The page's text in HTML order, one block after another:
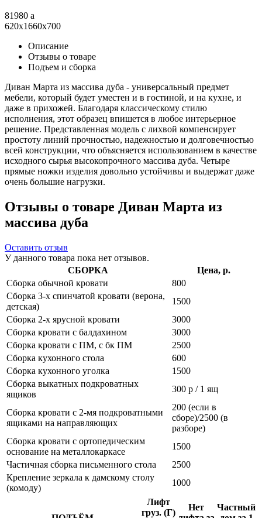
81980 a
620x1660x700
Описание
Отзывы о товаре
Подъем и сборка
Диван Марта из массива дуба - универсальный предмет
мебели, который будет уместен и в гостиной, и на кухне, и
даже в прихожей. Благодаря классическому стилю
исполнения, этот образец впишется в любое интерьерное
решение. Представленная модель с лихвой компенсирует
простоту линий прочностью, надежностью и долговечностью
всей конструкции, что объясняется использованием в качестве
исходного сырья высокопрочного массива дуба. Четыре
прямые ножки изделия довольно устойчивы и выдержат даже
очень большие нагрузки.
Отзывы о товаре Диван Марта из
массива дуба
Оставить отзыв
У данного товара пока нет отзывов.
СБОРКА
Цена, р.
Сборка обычной кровати
800
Сборка 3-х спинчатой кровати (верона,
детская)
1500
Сборка 2-х ярусной кровати
3000
Сборка кровати с балдахином
3000
Сборка кровати с ПМ, с бк ПМ
2500
Сборка кухонного стола
600
Сборка кухонного уголка
1500
Сборка выкатных подкроватных
ящиков
300 р / 1 ящ
Сборка кровати с 2-мя подкроватными
ящиками на направляющих
200 (если в
сборе)/2500 (в
разборе)
Сборка кровати с ортопедическим
основание на металлокаркасе
1500
Частичная сборка письменного стола
2500
Крепление зеркала к дамскому столу
(комоду)
1000
Лифт
груз. (Г)
Нет
Частный